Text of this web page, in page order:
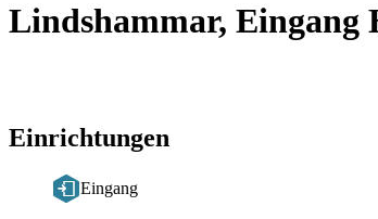
Lindshammar, Eingang
Einrichtungen
Eingang